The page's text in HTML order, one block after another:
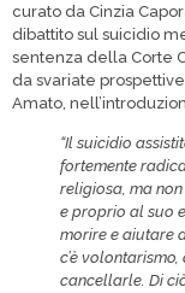
curato da Cinzia
dibattito sul suicidio
sentenza della Corte
da svariate
Amato,
“Il suicidio
fortemente
religiosa, ma
e proprio al suo
morire e aiutare
c’è
cancellarle. Di